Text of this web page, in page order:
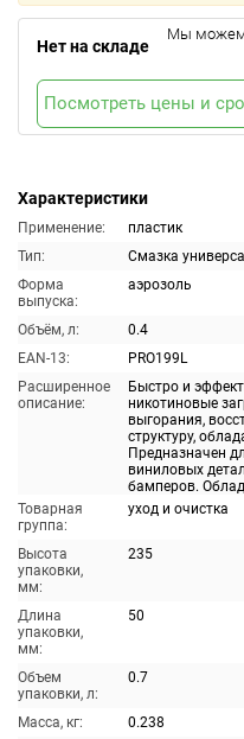
Характеристики
Применение:
пластик
Тип:
Смазка
Форма
выпуска:
аэрозоль
Объём, л:
0.4
EAN-13:
PRO199L
Расширенное
описание:
Быстро и
никотиновые
выгорания,
структуру,
Предназначен
виниловых
бамперов.
Товарная
группа:
уход и очистка
Высота
упаковки,
мм:
235
Длина
упаковки,
мм:
50
Объем
упаковки, л:
0.7
Масса, кг:
0.238
Нет на складе
Мы можем
Посмотреть цены и